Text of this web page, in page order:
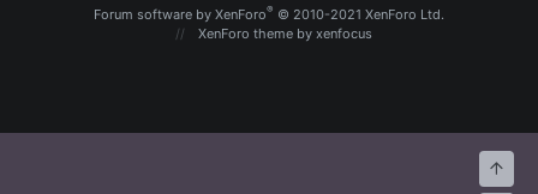
Forum software by XenForo® © 2010-2021 XenForo Ltd.
XenForo theme by xenfocus
Oben